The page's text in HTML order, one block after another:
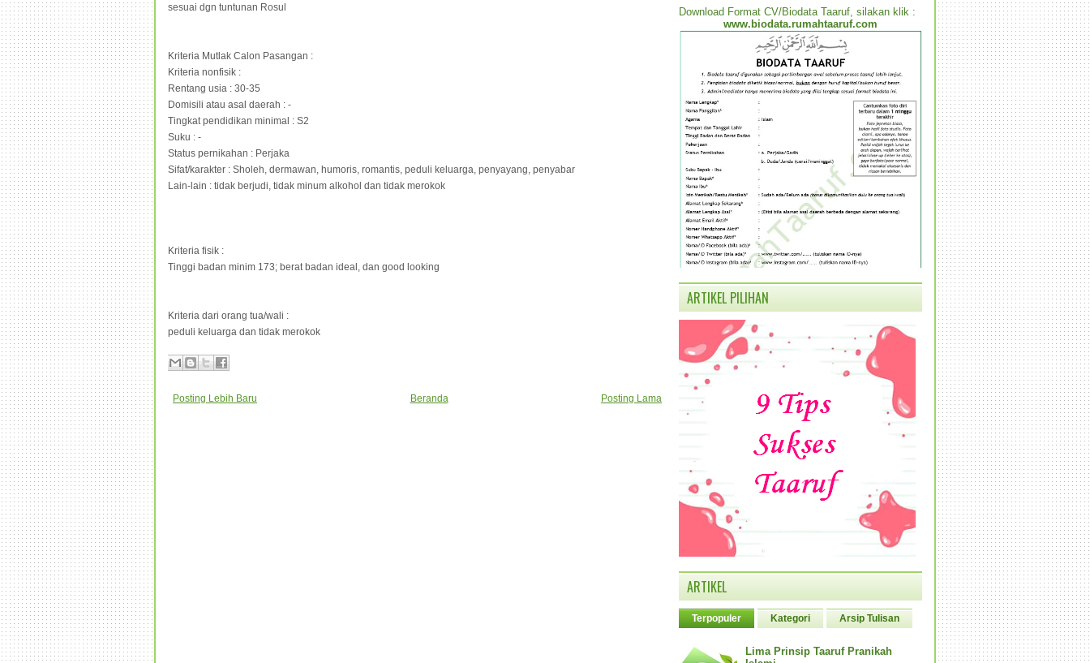
sesuai dgn tuntunan Rosul
Kriteria Mutlak Calon Pasangan :
Kriteria nonfisik :
Rentang usia : 30-35
Domisili atau asal daerah : -
Tingkat pendidikan minimal : S2
Suku : -
Status pernikahan : Perjaka
Sifat/karakter : Sholeh, dermawan, humoris, romantis, peduli keluarga, penyayang, penyabar
Lain-lain : tidak berjudi, tidak minum alkohol dan tidak merokok
Kriteria fisik :
Tinggi badan minim 173; berat badan ideal, dan good looking
Kriteria dari orang tua/wali :
peduli keluarga dan tidak merokok
Posting Lebih Baru Posting Lama
Beranda
Download Format CV/Biodata Taaruf, silakan klik :
www.biodata.rumahtaaruf.com
ARTIKEL PILIHAN
ARTIKEL
Terpopuler Kategori Arsip Tulisan
Lima Prinsip Taaruf Pranikah